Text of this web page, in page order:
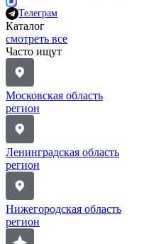
Телеграм
Каталог
смотреть все
Часто ищут
Московская область
регион
Ленинградская область
регион
Нижегородская область
регион